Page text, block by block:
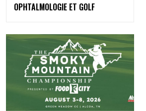
OPHTALMOLOGIE ET GOLF